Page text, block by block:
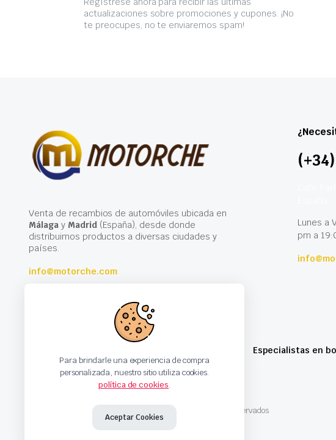
actualizaciones sobre promociones y cupones. ¡No
te preocupes, no te enviaremos spam!
Venta de recambios de automóviles ubicada en
Málagay Madrid(España), desde donde
distribuimos productos a diversas ciudades y
países.
info@motorche.com
Lunes a
pm a
Especialistas en
Copyright 2024 © Motorche Autoparts. Todos los derechos reservados
Para brindarle una experiencia de compra
personalizada, nuestro sitio utiliza cookies.
política de cookies.
Aceptar Cookies